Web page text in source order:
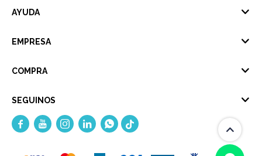
AYUDA
EMPRESA
COMPRA
SEGUINOS
    